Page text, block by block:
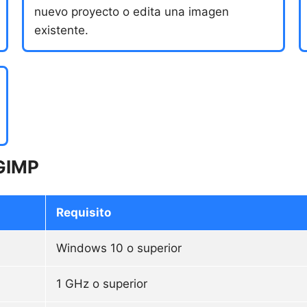
nuevo proyecto o edita una imagen
existente.
Requisito
Windows 10 o superior
1 GHz o superior